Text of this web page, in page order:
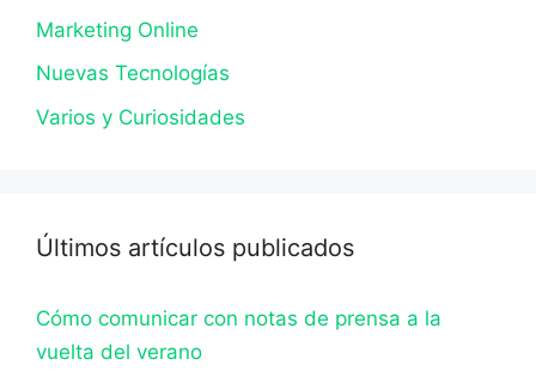
Marketing Online
Nuevas Tecnologías
Varios y Curiosidades
Últimos artículos publicados
Cómo comunicar con notas de prensa a la
vuelta del verano